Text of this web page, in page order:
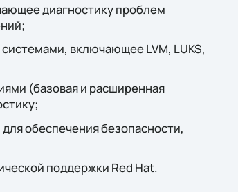
диагностику проблем
включающее LVM, LUKS,
(базовая и расширенная
обеспечения безопасности,
поддержки Red Hat.